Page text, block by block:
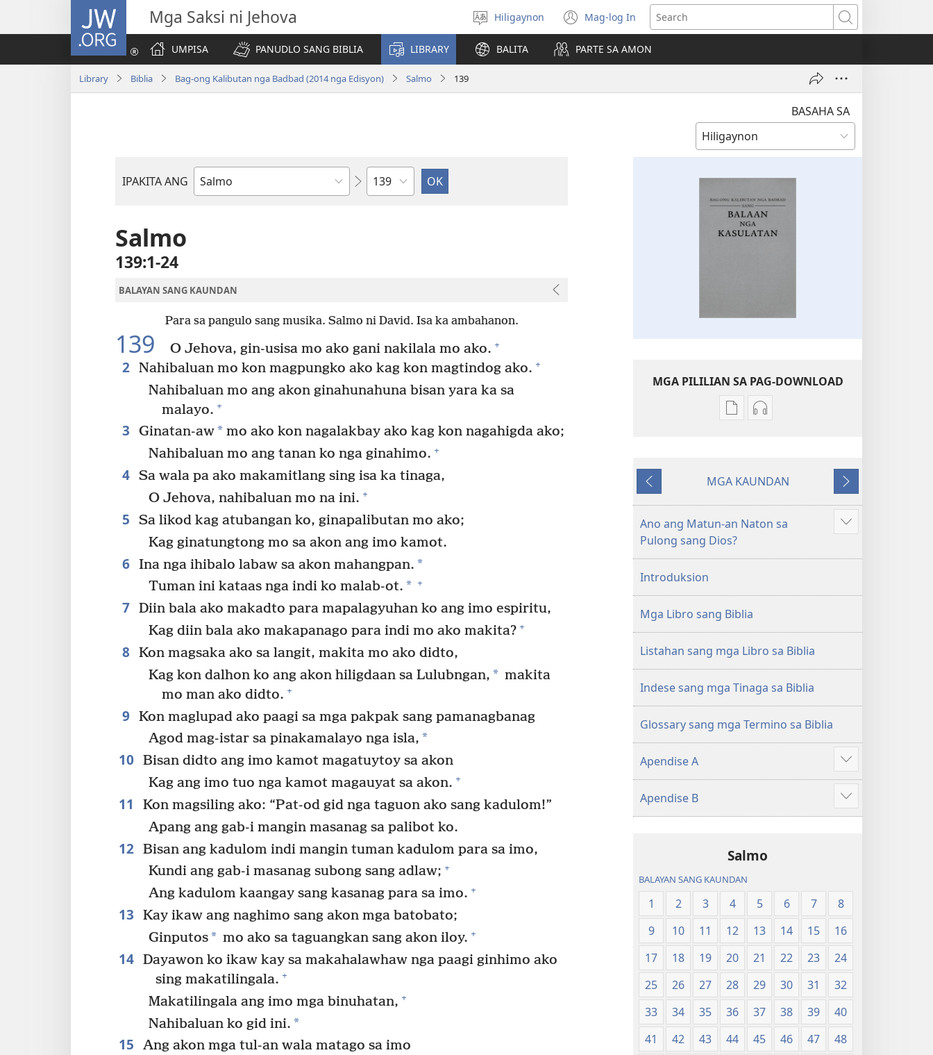
JW.ORG Mga Saksi ni Jehova
Magpili
sing
lenguahe
Hiligaynon Mag-log In
(opens
new
window)
Search
UMPISA
PANUDLO SANG BIBLIA LIBRARY BALITA PARTE SA AMON
Library Biblia Bag-ong Kalibutan nga Badbad (2014 nga Edisyon) Salmo 139
BASAHA SA
IPAKITA ANG
Libro
Kapitulo
Salmo
139:1-24
BALAYAN SANG KAUNDAN
Para sa pangulo sang musika. Salmo ni David. Isa ka ambahanon.
139 O Jehova, gin-usisa mo ako gani nakilala mo ako. +
2 Nahibaluan mo kon magpungko ako kag kon magtindog ako. +
Nahibaluan mo ang akon ginahunahuna bisan yara ka sa
malayo. +
3 Ginatan-aw*mo ako kon nagalakbay ako kag kon nagahigda ako;
Nahibaluan mo ang tanan ko nga ginahimo. +
4 Sa wala pa ako makamitlang sing isa ka tinaga,
O Jehova, nahibaluan mo na ini. +
5
Sa likod kag atubangan ko, ginapalibutan mo ako;
Kag ginatungtong mo sa akon ang imo kamot.
6 Ina nga ihibalo labaw sa akon mahangpan. *
Tuman ini kataas nga indi ko malab-ot. * +
7 Diin bala ako makadto para mapalagyuhan ko ang imo espiritu,
Kag diin bala ako makapanago para indi mo ako makita? +
8 Kon magsaka ako sa langit, makita mo ako didto,
Kag kon dalhon ko ang akon hiligdaan sa Lulubngan, * makita
mo man ako didto. +
9 Kon maglupad ako paagi sa mga pakpak sang pamanagbanag
Agod mag-istar sa pinakamalayo nga isla, *
10 Bisan didto ang imo kamot magatuytoy sa akon
Kag ang imo tuo nga kamot magauyat sa akon. +
11
Kon magsiling ako: “Pat-od gid nga taguon ako sang kadulom!”
Apang ang gab-i mangin masanag sa palibot ko.
12 Bisan ang kadulom indi mangin tuman kadulom para sa imo,
Kundi ang gab-i masanag subong sang adlaw; +
Ang kadulom kaangay sang kasanag para sa imo. +
13
Kay ikaw ang naghimo sang akon mga batobato;
Ginputos* mo ako sa taguangkan sang akon iloy. +
14 Dayawon ko ikaw kay sa makahalawhaw nga paagi ginhimo ako
sing makatilingala. +
Makatilingala ang imo mga binuhatan, +
Nahibaluan ko gid ini. *
15
Ang akon mga tul-an wala matago sa imo
MGA PILILIAN SA PAG-DOWNLOAD
Mga
download
mga
publikasyon
Bag-
nga
Badbad
sang
Balaan
nga
Kasulatan
(2014 nga
Mga
download
Bag-
Badbad
Balaan
nga
Kasulatan
(2014 nga
Edisyon)
Ibalik
MGA KAUNDAN
Masunod
Ano ang Matun-an Naton sa
Pulong sang Dios?
Ipakita
iban
Introduksion
Mga Libro sang Biblia
Listahan sang mga Libro sa Biblia
Indese sang mga Tinaga sa Biblia
Glossary sang mga Termino sa Biblia
Apendise A
Ipakita
ang
iban
pa
Apendise B
Ipakita
ang
Salmo
BALAYAN SANG KAUNDAN
1 2 3 4 5 6 7
8
9
10 11 12 13 14 15
16
17
18 19 20 21 22 23
24
25
26 27 28 29 30 31
32
33
34 35 36 37 38 39
40
41
42 43 44 45 46 47
48